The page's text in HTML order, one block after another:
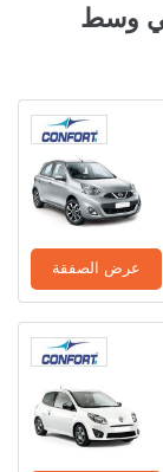
وسط
عرض الصفقة